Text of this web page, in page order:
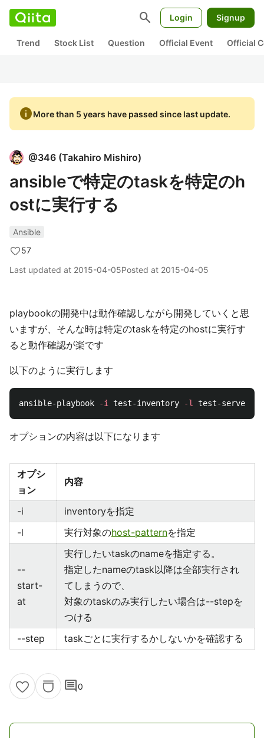
search Login Signup
Trend Stock List Question Official Event Official
infoMore than 5 years have passed since last update.
@346 (Takahiro Mishiro)
ansibleで特定のtaskを特定のh
ostに実行する
Ansible
57
Last updated at 2015-04-05Posted at 2015-04-05
playbookの開発中は動作確認しながら開発していくと思
いますが、そんな時は特定のtaskを特定のhostに実行す
ると動作確認が楽です
以下のように実行します
ansible-playbook -i test-inventory -l test-server
オプションの内容は以下になります
オプシ
ョン
内容
-i
inventoryを指定
-l
実行対象のhost-patternを指定
--
start-
at
実行したいtaskのnameを指定する。
指定したnameのtask以降は全部実行され
てしまうので、
対象のtaskのみ実行したい場合は--stepを
つける
--step
taskごとに実行するかしないかを確認する
comment0